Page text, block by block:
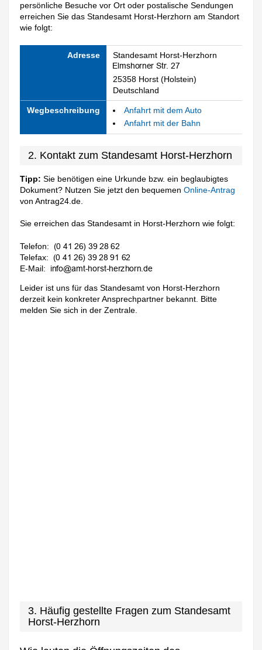
persönliche Besuche vor Ort oder postalische Sendungen
erreichen Sie das Standesamt Horst-Herzhorn am Standort
wie folgt:
Adresse Standesamt Horst-Herzhorn
25358 Horst (Holstein)
Deutschland
Wegbeschreibung
Anfahrt mit dem Auto
Anfahrt mit der Bahn
2. Kontakt zum Standesamt Horst-Herzhorn
Tipp: Sie benötigen eine Urkunde bzw. ein beglaubigtes
Dokument? Nutzen Sie jetzt den bequemenOnline-Antrag
von Antrag24.de.
Sie erreichen das Standesamt in Horst-Herzhorn wie folgt:
Telefon:
Telefax:
E-Mail:
Leider ist uns für das Standesamt von Horst-Herzhorn
derzeit kein konkreter Ansprechpartner bekannt. Bitte
melden Sie sich in der Zentrale.
3. Häufig gestellte Fragen zum Standesamt
Horst-Herzhorn